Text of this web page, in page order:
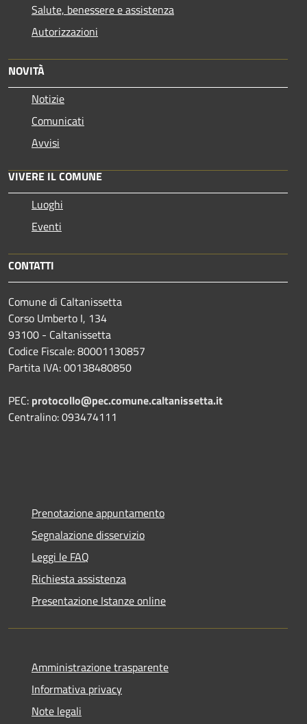
Salute, benessere e assistenza
Autorizzazioni
NOVITÀ
Notizie
Comunicati
Avvisi
VIVERE IL COMUNE
Luoghi
Eventi
CONTATTI
Comune di Caltanissetta
Corso Umberto I, 134
93100 - Caltanissetta
Codice Fiscale: 80001130857
Partita IVA: 00138480850
PEC: protocollo@pec.comune.caltanissetta.it
Centralino: 093474111
Prenotazione appuntamento
Segnalazione disservizio
Leggi le FAQ
Richiesta assistenza
Presentazione Istanze online
Amministrazione trasparente
Informativa privacy
Note legali